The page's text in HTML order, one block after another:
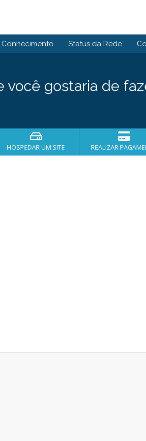
Conhecimento Status da Rede
você gostaria de
HOSPEDAR UM SITE REALIZAR